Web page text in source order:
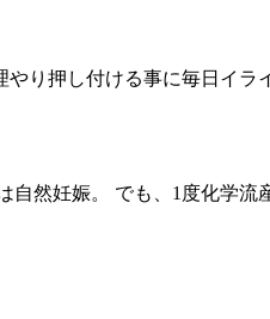
り押し付ける事に毎日イラ
然妊娠。 でも、1度化学流